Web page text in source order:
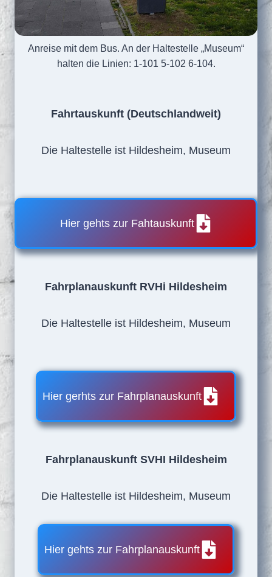
Anreise mit dem Bus. An der Haltestelle „Museum“
halten die Linien: 1-101 5-102 6-104.
Fahrtauskunft (Deutschlandweit)
Die Haltestelle ist Hildesheim, Museum
Hier gehts zur Fahtauskunft
Fahrplanauskunft RVHi Hildesheim
Die Haltestelle ist Hildesheim, Museum
Hier gerhts zur Fahrplanauskunft
Fahrplanauskunft SVHI Hildesheim
Die Haltestelle ist Hildesheim, Museum
Hier gehts zur Fahrplanauskunft